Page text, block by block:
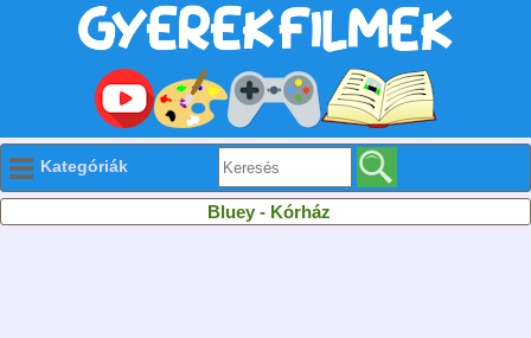
Kategóriák
Bluey - Kórház